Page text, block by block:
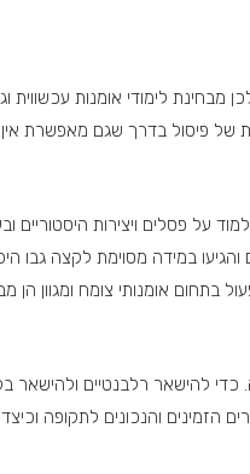
לימודי אומנות עכשווית
פיסול בדרך שגם מאפשרת אין
על פסלים ויצירות היסטוריים
במידה מסוימת לקצה גבו
אומנותי צומח ומגוון הן
כדי להישאר רלבנטיים
והנכונים לתקופה